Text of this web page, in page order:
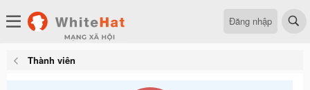
Đăng nhập
Thành viên